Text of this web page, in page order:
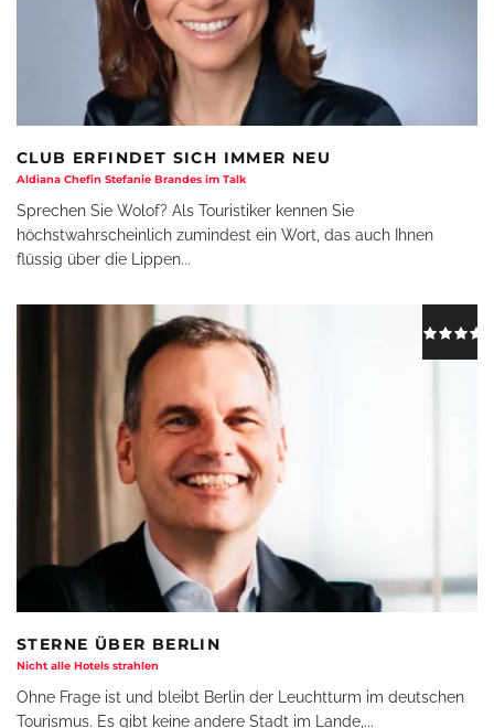
CLUB ERFINDET SICH IMMER NEU
Aldiana Chefin Stefanie Brandes im Talk
Sprechen Sie Wolof? Als Touristiker kennen Sie
höchstwahrscheinlich zumindest ein Wort, das auch Ihnen
flüssig über die Lippen...
STERNE ÜBER BERLIN
Nicht alle Hotels strahlen
Ohne Frage ist und bleibt Berlin der Leuchtturm im deutschen
Tourismus. Es gibt keine andere Stadt im Lande, ...